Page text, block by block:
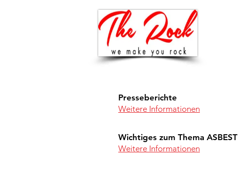
Presseberichte
Weitere Informationen
Wichtiges zum Thema ASBEST
Weitere Informationen